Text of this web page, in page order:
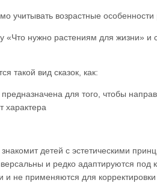
учитывать возрастные
нужно растениям для жизни» и
такой вид сказок, как:
предназначена для того, чтобы
характера
знакомит детей с эстетическими
и редко адаптируются под
не применяются для